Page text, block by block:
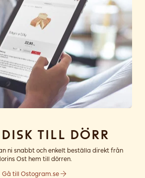
disk till dörr
ni snabbt och enkelt beställa direkt från
Ost hem till dörren.
Gå till Ostogram.se